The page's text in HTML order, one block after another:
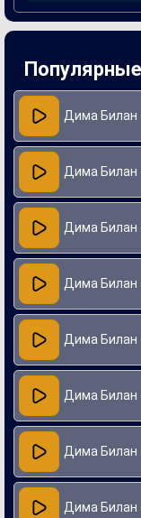
Создание "Болен
талантливыми
оригинальности и
Заключительные
раскрываются
песню поистине
Дима Билан
Дима Билан
Дима
Дима Билан
Дима Билан
Дима Билан
Дима Билан
Дима Билан